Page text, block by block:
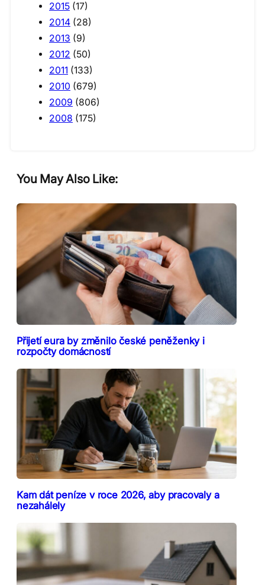
2015 (17)
2014 (28)
2013 (9)
2012 (50)
2011 (133)
2010 (679)
2009 (806)
2008 (175)
You May Also Like:
Přijetí eura by změnilo české peněženky i
rozpočty domácností
Kam dát peníze v roce 2026, aby pracovaly a
nezahálely